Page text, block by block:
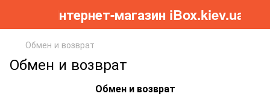
Інтернет-магазин iBox.kiev.ua
Обмен и возврат
Обмен и возврат
Обмен и возврат